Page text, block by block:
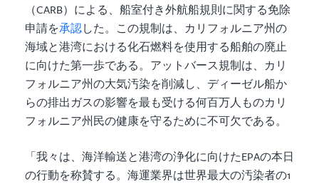
（CARB）による、船室付き外航船規則に関する免除
申請を承認した。この規制は、カリフォルニア州の
海域と港湾における化石燃料を使用する船舶の廃止
に向けた第一歩である。アットバース規制は、カリ
フォルニア州の大気汚染を削減し、ディーゼル船か
らの排出ガスの影響を最も受ける何百万人ものカリ
フォルニア州民の健康を守るために不可欠である。
「我々は、海洋輸送と港湾の浄化に向けたEPAの本日
の行動を称賛する。海運業界は世界最大の汚染者の1